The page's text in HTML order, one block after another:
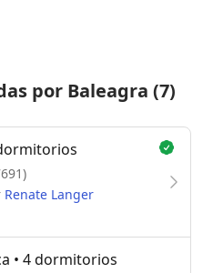
por Baleagra (7)
Renate Langer
• 4 dormitorios